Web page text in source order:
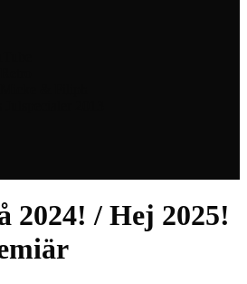
2024! / Hej 2025!